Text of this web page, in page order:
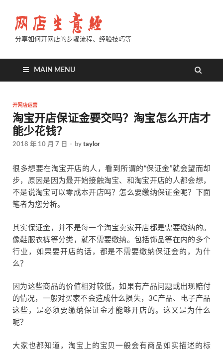
分享如何开网店的步骤流程、经验技巧等
MAIN MENU
开网店运营
淘宝开店保证金要交吗？淘宝怎么开店才
能少花钱？
2018 年 10 月 7 日 - by taylor
很多想要在淘宝开店的人，看到所谓的“保证金”就会望而却
步，原因是因为最开始接触淘宝、和淘宝开店的人都会想，
不是说淘宝可以零成本开店吗？怎么要缴纳保证金呢？下面
笔者为您分析。
其实保证金，并不是每一个淘宝卖家开店都是需要缴纳的。
像鞋服衣裤等分类，就不需要缴纳。包括饰品等在内的多个
行业，如果要开店的话，都是不需要缴纳保证金的，为什
么？
因为这些商品的价值相对较低，如果有产品问题或出现赔付
的情况，一般对买家不会造成什么损失，3C产品、电子产品
这些，是必须要缴纳保证金才能够开店的。这又是为什么
呢？
大家也都知道，淘宝上的宝贝一般会有商品如实描述的标